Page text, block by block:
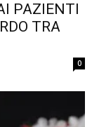
PAZIENTI
TRA
0